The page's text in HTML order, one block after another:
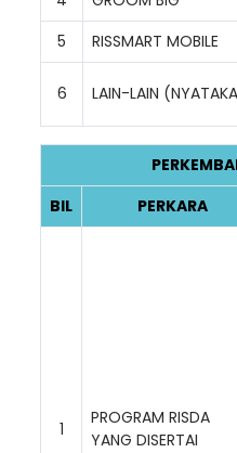
5
RISSMART MOBILE
6 LAIN-LAIN
BIL
PERKARA
1
PROGRAM RISDA
YANG DISERTAI